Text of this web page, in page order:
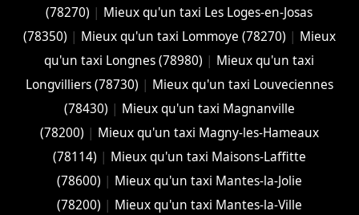
(78270) | Mieux qu'un taxi Les Loges-en-Josas
(78350) | Mieux qu'un taxi Lommoye (78270) | Mieux
qu'un taxi Longnes (78980) | Mieux qu'un taxi
Longvilliers (78730) | Mieux qu'un taxi Louveciennes
(78430) | Mieux qu'un taxi Magnanville
(78200) | Mieux qu'un taxi Magny-les-Hameaux
(78114) | Mieux qu'un taxi Maisons-Laffitte
(78600) | Mieux qu'un taxi Mantes-la-Jolie
(78200) | Mieux qu'un taxi Mantes-la-Ville